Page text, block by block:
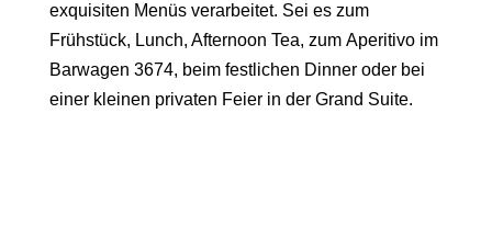
exquisiten Menüs verarbeitet. Sei es zum
Frühstück, Lunch, Afternoon Tea, zum Aperitivo im
Barwagen 3674, beim festlichen Dinner oder bei
einer kleinen privaten Feier in der Grand Suite.